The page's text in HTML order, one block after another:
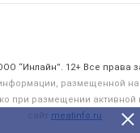
ООО “Инлайн”. 12+ Все права
размещенной
при размещении активной
meatinfo.ru